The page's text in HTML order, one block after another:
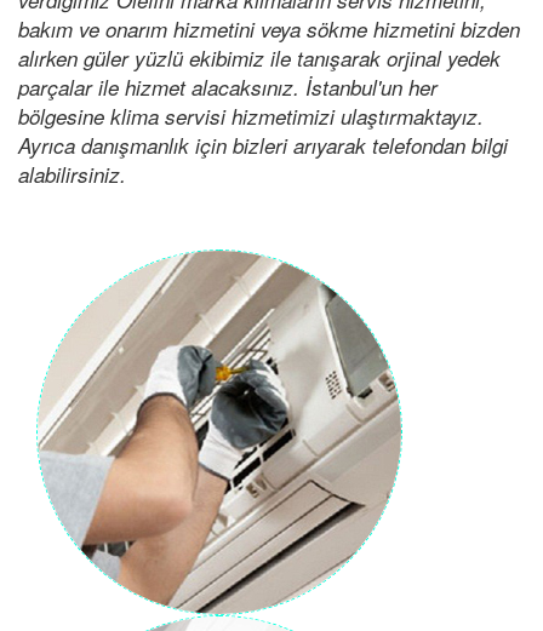
bakım ve onarım hizmetini veya sökme hizmetini bizden
alırken güler yüzlü ekibimiz ile tanışarak orjinal yedek
parçalar ile hizmet alacaksınız. İstanbul'un her
bölgesine klima servisi hizmetimizi ulaştırmaktayız.
Ayrıca danışmanlık için bizleri arıyarak telefondan bilgi
alabilirsiniz.